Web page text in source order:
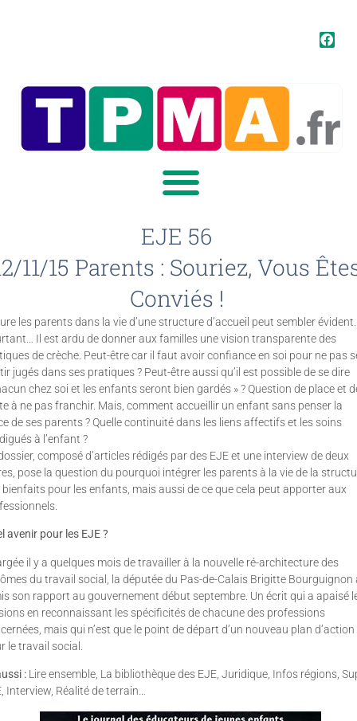
EJE 56
11/15 Parents : Souriez, Vous
Conviés !
les parents dans la vie d’une structure d’accueil peut sembler
Il est ardu de donner aux familles une vision transparente des
de crèche. Peut-être car il faut avoir confiance en soi pour ne pas
jugés dans ses pratiques ? Peut-être aussi qu’il est possible de se dire
chez soi et les enfants seront bien gardés » ? Question de place et
à ne pas franchir. Mais, comment accueillir un enfant sans penser la
de ses parents ? Quelle continuité dans les liens affectifs et les soins
à l’enfant ?
composé d’articles rédigés par des EJE et une interview de deux
pose la question du pourquoi intégrer les parents à la vie de la
bienfaits pour les enfants, mais aussi de ce que cela peut apporter aux
avenir pour les EJE ?
il y a quelques mois de travailler à la nouvelle ré-architecture des
du travail social, la députée du Pas-de-Calais Brigitte Bourguignon
son rapport au gouvernement début septembre. Un écrit qui a apaisé
en reconnaissant les spécificités de chacune des professions
mais qui n’est que le point de départ d’un nouveau plan d’action
le travail social.
: Lire ensemble, La bibliothèque des EJE, Juridique, Infos régions,
Interview, Réalité de terrain…